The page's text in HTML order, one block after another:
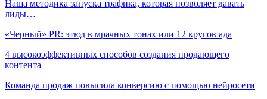
Наша методика запуска трафика, которая позволяет давать
лиды…
«Черный» PR: этюд в мрачных тонах или 12 кругов ада
4 высокоэффективных способов создания продающего
контента
Команда продаж повысила конверсию с помощью нейросети